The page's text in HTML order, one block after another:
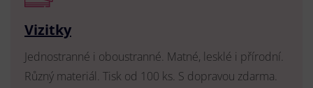
Vizitky
Jednostranné i oboustranné. Matné, lesklé i přírodní.
Různý materiál. Tisk od 100 ks. S dopravou zdarma.